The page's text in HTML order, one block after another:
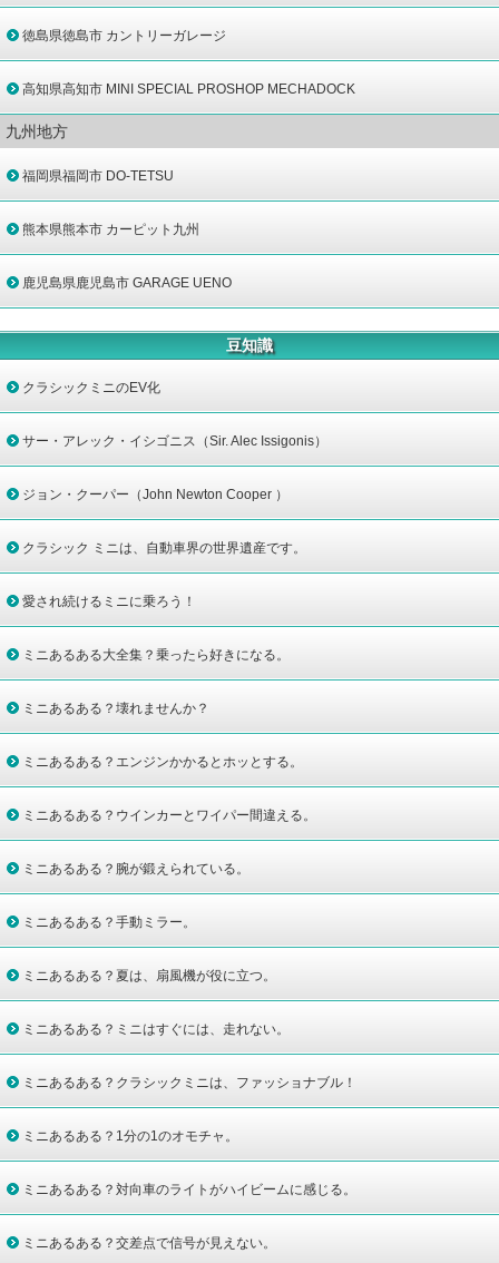
徳島県徳島市 カントリーガレージ
高知県高知市 MINI SPECIAL PROSHOP MECHADOCK
九州地方
福岡県福岡市 DO-TETSU
熊本県熊本市 カーピット九州
鹿児島県鹿児島市 GARAGE UENO
豆知識
クラシックミニのEV化
サー・アレック・イシゴニス（Sir. Alec Issigonis）
ジョン・クーパー（John Newton Cooper ）
クラシック ミニは、自動車界の世界遺産です。
愛され続けるミニに乗ろう！
ミニあるある大全集？乗ったら好きになる。
ミニあるある？壊れませんか？
ミニあるある？エンジンかかるとホッとする。
ミニあるある？ウインカーとワイパー間違える。
ミニあるある？腕が鍛えられている。
ミニあるある？手動ミラー。
ミニあるある？夏は、扇風機が役に立つ。
ミニあるある？ミニはすぐには、走れない。
ミニあるある？クラシックミニは、ファッショナブル！
ミニあるある？1分の1のオモチャ。
ミニあるある？対向車のライトがハイビームに感じる。
ミニあるある？交差点で信号が見えない。